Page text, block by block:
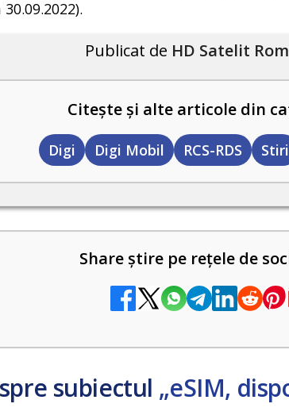
Publicat de HD Satelit
Citește și alte articole din
Digi Digi Mobil RCS-RDS Stiri
Share știre pe rețele de
subiectul „eSIM,